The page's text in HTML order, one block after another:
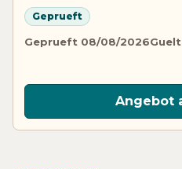
Geprueft
Geprueft 08/08/2026
Angebot